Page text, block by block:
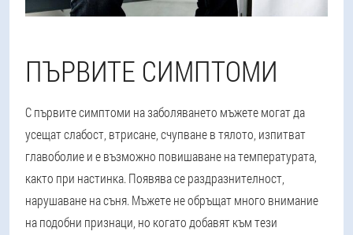
ПЪРВИТЕ СИМПТОМИ
С първите симптоми на заболяването мъжете могат да
усещат слабост, втрисане, счупване в тялото, изпитват
главоболие и е възможно повишаване на температурата,
както при настинка. Появява се раздразнителност,
нарушаване на съня. Мъжете не обръщат много внимание
на подобни признаци, но когато добавят към тези